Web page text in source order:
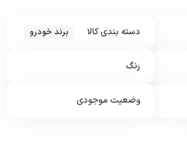
دسته بندی کالا برند خودرو
رنگ
وضعیت موجودی